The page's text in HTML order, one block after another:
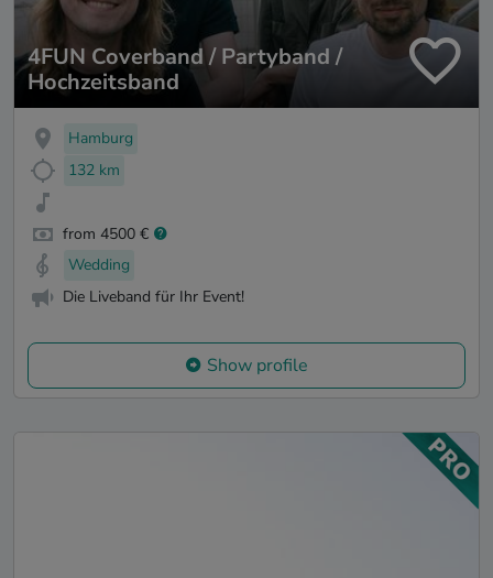
4FUN Coverband / Partyband /
Hochzeitsband
Hamburg
132 km
from 4500 €
Wedding
Die Liveband für Ihr Event!
Show profile